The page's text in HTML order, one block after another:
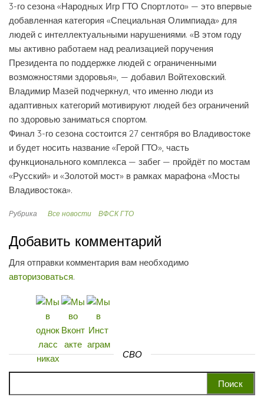
3-го сезона «Народных Игр ГТО Спортлото» — это впервые
добавленная категория «Специальная Олимпиада» для
людей с интеллектуальными нарушениями. «В этом году
мы активно работаем над реализацией поручения
Президента по поддержке людей с ограниченными
возможностями здоровья», — добавил Войтеховский.
Владимир Мазей подчеркнул, что именно люди из
адаптивных категорий мотивируют людей без ограничений
по здоровью заниматься спортом.
Финал 3-го сезона состоится 27 сентября во Владивостоке
и будет носить название «Герой ГТО», часть
функционального комплекса — забег — пройдёт по мостам
«Русский» и «Золотой мост» в рамках марафона «Мосты
Владивостока».
Рубрика Все новости ВФСК ГТО
Добавить комментарий
Для отправки комментария вам необходимо
авторизоваться.
СВО